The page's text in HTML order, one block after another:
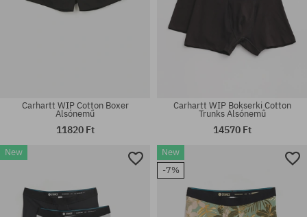
Carhartt WIP Cotton Boxer
Alsónemű
11820 Ft
Carhartt WIP Bokserki Cotton
Trunks Alsónemű
14570 Ft
New
New
-7%